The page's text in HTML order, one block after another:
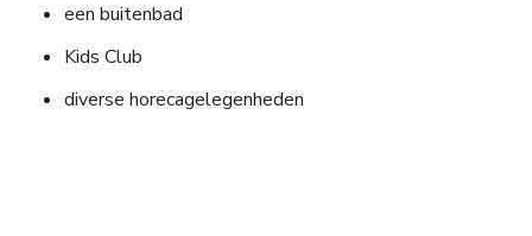
een buitenbad
Kids Club
diverse horecagelegenheden